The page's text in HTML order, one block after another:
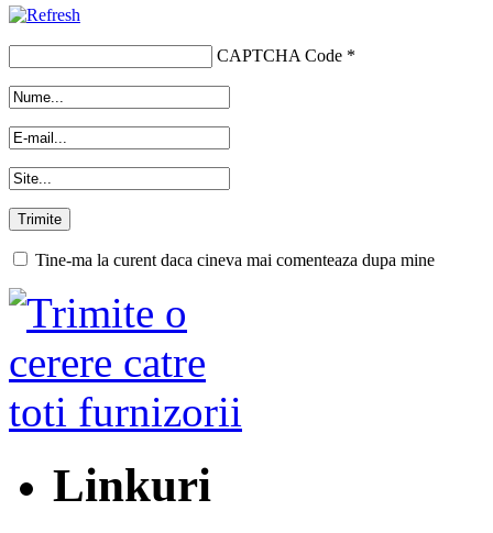
CAPTCHA Code *
Tine-ma la curent daca cineva mai comenteaza dupa mine
Linkuri